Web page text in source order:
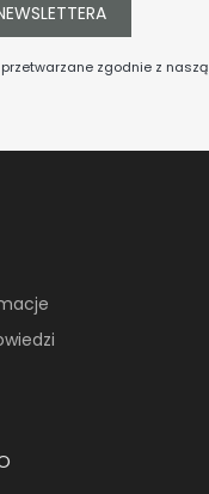
zgodnie z naszą